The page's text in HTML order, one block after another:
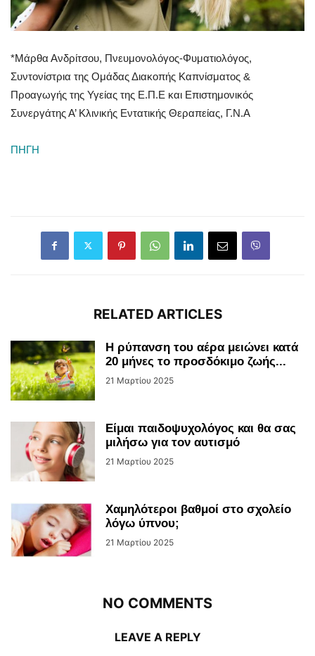
*Μάρθα Ανδρίτσου, Πνευμονολόγος-Φυματιολόγος,
Συντονίστρια της Ομάδας Διακοπής Καπνίσματος &
Προαγωγής της Υγείας της Ε.Π.Ε και Επιστημονικός
Συνεργάτης Α’ Κλινικής Εντατικής Θεραπείας, Γ.Ν.Α
ΠΗΓΗ
RELATED ARTICLES
Η ρύπανση του αέρα μειώνει κατά
20 μήνες το προσδόκιμο ζωής...
21 Μαρτίου 2025
Είμαι παιδοψυχολόγος και θα σας
μιλήσω για τον αυτισμό
21 Μαρτίου 2025
Χαμηλότεροι βαθμοί στο σχολείο
λόγω ύπνου;
21 Μαρτίου 2025
NO COMMENTS
LEAVE A REPLY